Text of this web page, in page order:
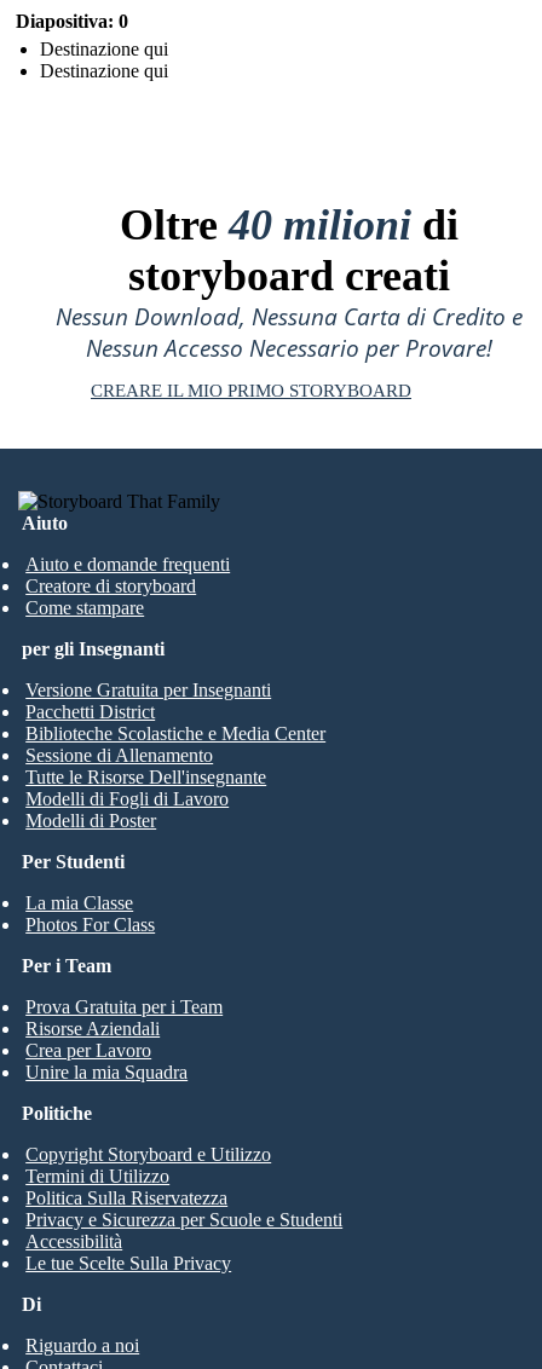
Diapositiva: 0
Destinazione qui
Destinazione qui
Oltre40 milioni di
storyboard creati
Nessun Download, Nessuna Carta di Credito e
Nessun Accesso Necessario per Provare!
CREARE IL MIO PRIMO STORYBOARD
Aiuto
Aiuto e domande frequenti
Creatore di storyboard
Come stampare
Per Studenti
La mia Classe
Photos For Class
per gli Insegnanti
Versione Gratuita per Insegnanti
Pacchetti District
Biblioteche Scolastiche e Media Center
Sessione di Allenamento
Tutte le Risorse Dell'insegnante
Modelli di Fogli di Lavoro
Modelli di Poster
Per i Team
Prova Gratuita per i Team
Risorse Aziendali
Crea per Lavoro
Unire la mia Squadra
Di
Riguardo a noi
Politiche
Copyright Storyboard e Utilizzo
Termini di Utilizzo
Politica Sulla Riservatezza
Privacy e Sicurezza per Scuole e Studenti
Accessibilità
Le tue Scelte Sulla Privacy